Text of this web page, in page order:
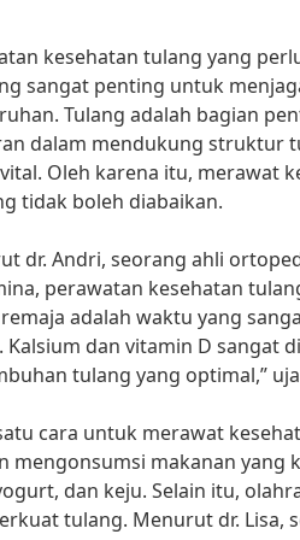
kesehatan tulang yang
sangat penting untuk
Tulang adalah bagian
dalam mendukung struktur
Oleh karena itu, merawat
tidak boleh diabaikan.
dr. Andri, seorang ahli
perawatan kesehatan
remaja adalah waktu yang
Kalsium dan vitamin D sangat
tulang yang optimal,”
cara untuk merawat
mengonsumsi makanan yang
dan keju. Selain itu,
tulang. Menurut dr. Lisa,